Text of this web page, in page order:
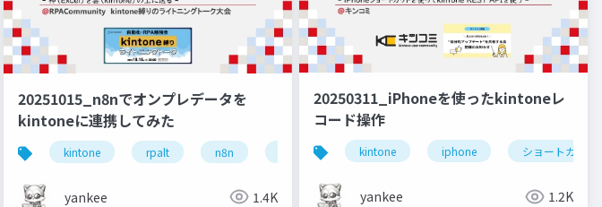
rpalt 推し活 スイーツ
20251015_n8nでオンプレデータを
kintoneに連携してみた
kintone rpalt n8n rest api
yankee 1.4K
20250311_iPhoneを使ったkintoneレ
コード操作
kintone iphone ショートカット
yankee 1.2K